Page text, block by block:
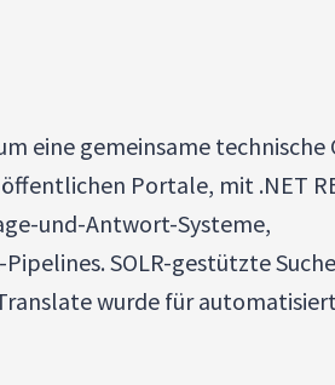
eine gemeinsame
Portale, mit .NET
und-Antwort-Systeme,
SOLR-gestützte
wurde für